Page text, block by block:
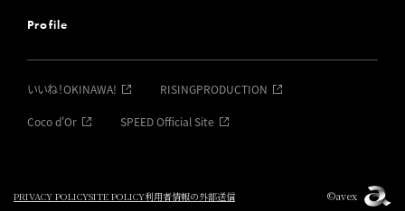
Profile
いいね！OKINAWA! RISINGPRODUCTION
Coco d'Or SPEED Official Site
PRIVACY POLICYSITE POLICY利用者情報の外部送信 ©avex